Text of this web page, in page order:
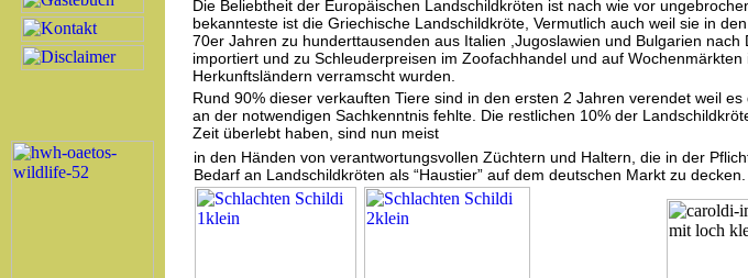
Die Beliebtheit der Europäischen Landschildkröten ist nach wie vor
bekannteste ist die Griechische Landschildkröte, Vermutlich auch weil sie in
70er Jahren zu hunderttausenden aus Italien ,Jugoslawien und Bulgarien nach
importiert und zu Schleuderpreisen im Zoofachhandel und auf Wochenmärkten
Herkunftsländern verramscht wurden.
Rund 90% dieser verkauften Tiere sind in den ersten 2 Jahren verendet weil es
an der notwendigen Sachkenntnis fehlte. Die restlichen 10% der
Zeit überlebt haben, sind nun meist
in den Händen von verantwortungsvollen Züchtern und Haltern, die in der
Bedarf an Landschildkröten als “Haustier” auf dem deutschen Markt zu decken.